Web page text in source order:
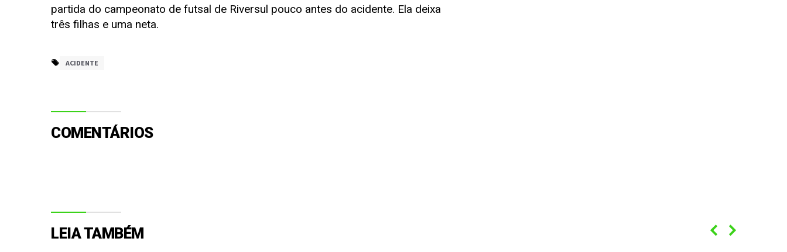
partida do campeonato de futsal de Riversul pouco antes do acidente. Ela deixa
três filhas e uma neta.
ACIDENTE
COMENTÁRIOS
LEIA TAMBÉM